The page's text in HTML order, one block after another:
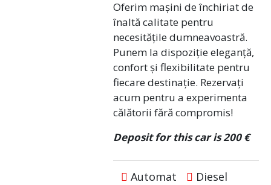
Oferim mașini de închiriat de
înaltă calitate pentru
necesitățile dumneavoastră.
Punem la dispoziție eleganță,
confort și flexibilitate pentru
fiecare destinație. Rezervați
acum pentru a experimenta
călătorii fără compromis!
Deposit for this car is 200 €
Automat Diesel